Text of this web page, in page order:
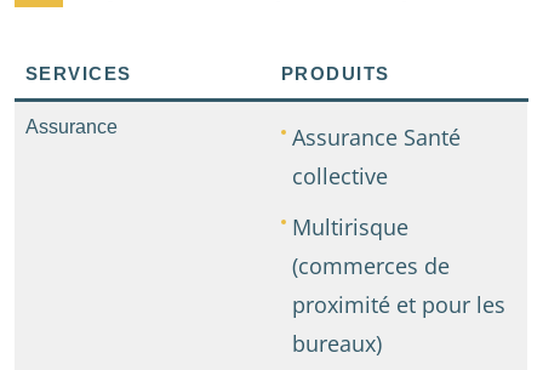
SERVICES PRODUITS
Assurance
Assurance Santé
collective
Multirisque
(commerces de
proximité et pour les
bureaux)